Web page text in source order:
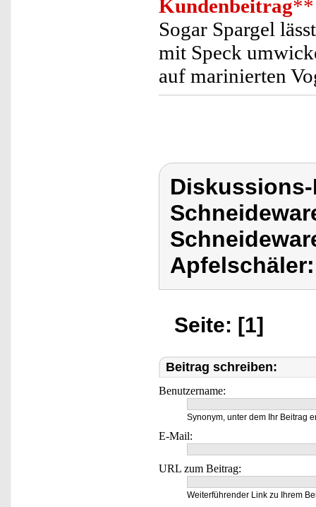
Kundenbeitrag**
Sogar Spargel
mit Speck
auf marinierten
Apfelschäler:
Seite: [1]
Beitrag schreiben:
Benutzername:
Synonym, unter dem Ihr Beitrag
E-Mail:
URL zum Beitrag:
Weiterführender Link zu Ihrem